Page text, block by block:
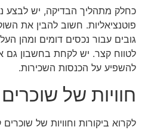
כחלק מתהליך הבדיקה, יש לבצע
פוטנציאליות. חשוב להבין את
גובים עבור נכסים דומים ומהן
לטווח קצר. יש לקחת בחשבון גם
להשפיע על הכנסות השכירות.
חוויות של
לקרוא ביקורות וחוויות של